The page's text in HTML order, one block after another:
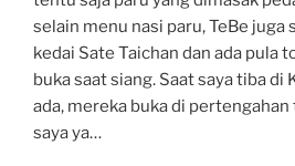
selain menu nasi paru, TeBe juga
kedai Sate Taichan dan ada pula
buka saat siang. Saat saya tiba di
ada, mereka buka di
saya ya…